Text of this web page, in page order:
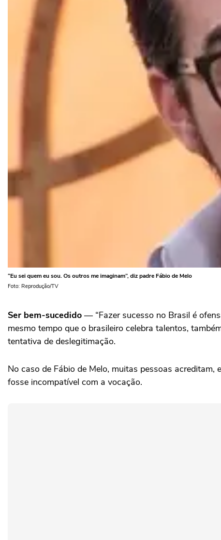
“Eu sei quem eu sou. Os outros me imaginam”, diz padre Fábio de Melo
Foto: Reprodução/TV
Ser bem-sucedido — “Fazer sucesso no Brasil é
mesmo tempo que o brasileiro celebra talentos,
tentativa de deslegitimação.
No caso de Fábio de Melo, muitas pessoas
fosse incompatível com a vocação.